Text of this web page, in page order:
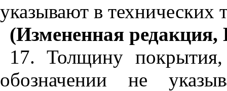
указывают в технических
(Измененная
17. Толщину
обозначении не